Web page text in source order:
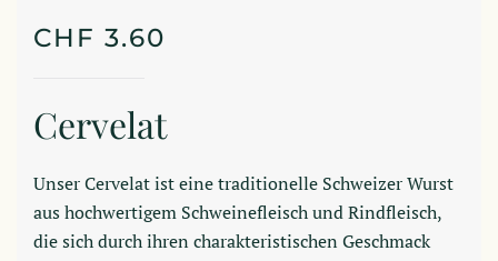
CHF 3.60
Cervelat
Unser Cervelat ist eine traditionelle Schweizer Wurst
aus hochwertigem Schweinefleisch und Rindfleisch,
die sich durch ihren charakteristischen Geschmack